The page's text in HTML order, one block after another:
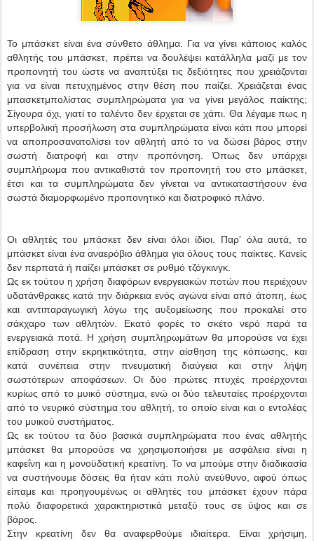
Το μπάσκετ είναι ένα σύνθετο άθλημα. Για να γίνει κάποιος καλός
αθλητής του μπάσκετ, πρέπει να δουλέψει κατάλληλα μαζί με τον
προπονητή του ώστε να αναπτύξει τις δεξιότητες που χρειάζονται
για να είναι πετυχημένος στην θέση που παίζει. Χρειάζεται ένας
μπασκετμπολίστας συμπληρώματα για να γίνει μεγάλος παίκτης;
Σίγουρα όχι, γιατί το ταλέντο δεν έρχεται σε χάπι. Θα λέγαμε πως η
υπερβολική προσήλωση στα συμπληρώματα είναι κάτι που μπορεί
να αποπροσανατολίσει τον αθλητή από το να δώσει βάρος στην
σωστή διατροφή και στην προπόνηση. Όπως δεν υπάρχει
συμπλήρωμα που αντικαθιστά τον προπονητή του στο μπάσκετ,
έτσι και τα συμπληρώματα δεν γίνεται να αντικαταστήσουν ένα
σωστά διαμορφωμένο προπονητικό και διατροφικό πλάνο.
Οι αθλητές του μπάσκετ δεν είναι όλοι ίδιοι. Παρ' όλα αυτά, το
μπάσκετ είναι ένα αναερόβιο άθλημα για όλους τους παίκτες. Κανείς
δεν περπατά ή παίζει μπάσκετ σε ρυθμό τζόγκινγκ.
Ως εκ τούτου η χρήση διαφόρων ενεργειακών ποτών που περιέχουν
υδατάνθρακες κατά την διάρκεια ενός αγώνα είναι από άτοπη, έως
και αντιπαραγωγική λόγω της αυξομείωσης που προκαλεί στο
σάκχαρο των αθλητών. Εκατό φορές το σκέτο νερό παρά τα
ενεργειακά ποτά. Η χρήση συμπληρωμάτων θα μπορούσε να έχει
επίδραση στην εκρηκτικότητα, στην αίσθηση της κόπωσης, και
κατά συνέπεια στην πνευματική διαύγεια και στην λήψη
σωστότερων αποφάσεων. Οι δύο πρώτες πτυχές προέρχονται
κυρίως από το μυικό σύστημα, ενώ οι δύο τελευταίες προέρχονται
από το νευρικό σύστημα του αθλητή, το οποίο είναι και ο εντολέας
του μυικού συστήματος.
Ως εκ τούτου τα δύο βασικά συμπληρώματα που ένας αθλητής
μπάσκετ θα μπορούσε να χρησιμοποιήσει με ασφάλεια είναι η
καφεΐνη και η μονοϋδατική κρεατίνη. Το να μπούμε στην διαδικασία
να συστήνουμε δόσεις θα ήταν κάτι πολύ ανεύθυνο, αφού όπως
είπαμε και προηγουμένως οι αθλητές του μπάσκετ έχουν πάρα
πολύ διαφορετικά χαρακτηριστικά μεταξύ τους σε ύψος και σε
βάρος.
Στην κρεατίνη δεν θα αναφερθούμε ιδιαίτερα. Είναι χρήσιμη,